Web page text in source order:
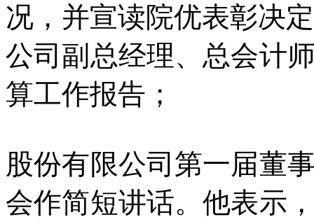
况，并宣读院优表彰决
公司副总经理、总会计
算工作报告；
股份有限公司第一届董
会作简短讲话。他表示